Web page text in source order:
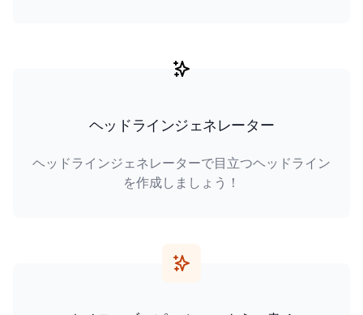
ヘッドラインジェネレーター
ヘッドラインジェネレーターで目立つヘッドライン
を作成しましょう！